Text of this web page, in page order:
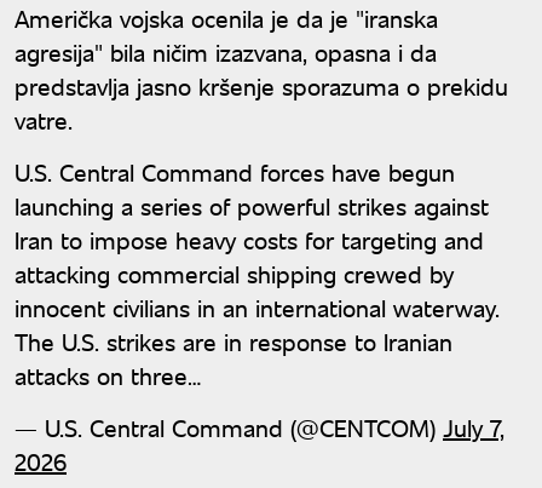
Američka vojska ocenila je da je "iranska
agresija" bila ničim izazvana, opasna i da
predstavlja jasno kršenje sporazuma o prekidu
vatre.
U.S. Central Command forces have begun
launching a series of powerful strikes against
Iran to impose heavy costs for targeting and
attacking commercial shipping crewed by
innocent civilians in an international waterway.
The U.S. strikes are in response to Iranian
attacks on three…
— U.S. Central Command (@CENTCOM) July 7,
2026